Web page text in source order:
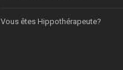
Vous êtes Hippothérapeute?